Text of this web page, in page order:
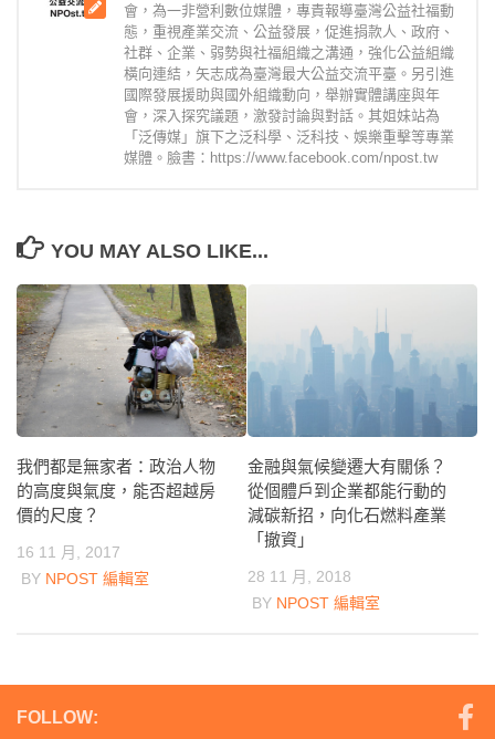
會，為一非營利數位媒體，專責報導臺灣公益社福動
態，重視產業交流、公益發展，促進捐款人、政府、
社群、企業、弱勢與社福組織之溝通，強化公益組織
橫向連結，矢志成為臺灣最大公益交流平臺。另引進
國際發展援助與國外組織動向，舉辦實體講座與年
會，深入探究議題，激發討論與對話。其姐妹站為
「泛傳媒」旗下之泛科學、泛科技、娛樂重擊等專業
媒體。臉書：https://www.facebook.com/npost.tw
YOU MAY ALSO LIKE...
我們都是無家者：政治人物
的高度與氣度，能否超越房
價的尺度？
16 11 月, 2017
BY NPOST 編輯室
金融與氣候變遷大有關係？
從個體戶到企業都能行動的
減碳新招，向化石燃料產業
「撤資」
28 11 月, 2018
BY NPOST 編輯室
FOLLOW: